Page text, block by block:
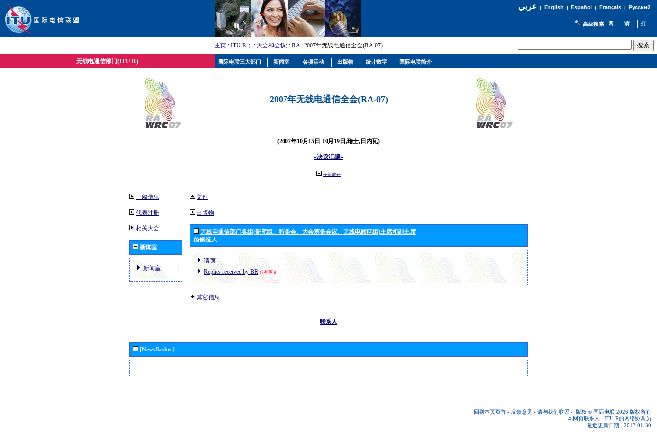
عربي| English | Español | Français| Русский
高级搜索
主页 : ITU-R ； : 大会和会议; : RA: 2007年无线电通信全会(RA-07)
无线电通信部门(ITU-R)
2007年无线电通信全会(RA-07)
(2007年10月15日-10月19日,瑞士,日内瓦)
«决议汇编»
全部展开
一般信息
代表注册
相关大会
新闻室
新闻室
文件
出版物
无线电通信部门各组(研究组、特委会、大会筹备会议、无线电顾问组)主席和副主席
的候选人
请柬
Replies received by BR 仅有英文
其它信息
联系人
[Newsflashes]
回到本页页首 - 反馈意见 - 请与我们联系 - 版权 © 国际电联 2026 版权所有
本网页联系人 : ITU-R的网络协调员
最近更新日期 : 2013-01-30
国际电联三大部门 新闻室 各项活动 出版物 统计数字 国际电联简介